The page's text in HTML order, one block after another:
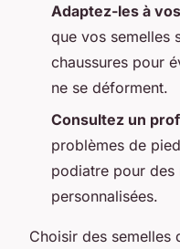
Adaptez-les à
que vos semelles
chaussures pour
ne se déforment.
Consultez un
problèmes de
podiatre pour des
personnalisées.
Choisir des semelles